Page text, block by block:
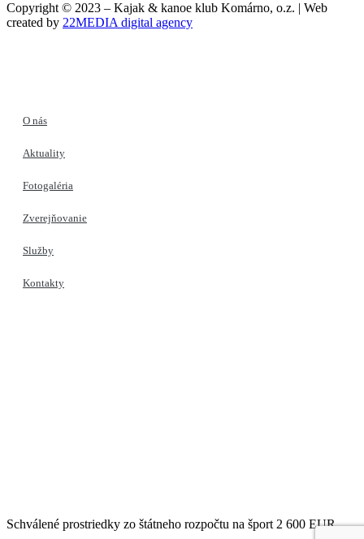
Copyright © 2023 – Kajak & kanoe klub Komárno, o.z. | Web
created by 22MEDIA digital agency
O nás
Aktuality
Fotogaléria
Zverejňovanie
Služby
Kontakty
Schválené prostriedky zo štátneho rozpočtu na šport 2 600 EUR.